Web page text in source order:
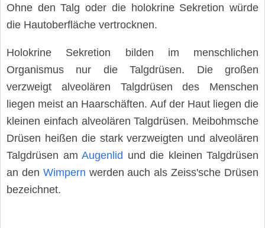
Ohne den Talg oder die holokrine Sekretion würde
die Hautoberfläche vertrocknen.
Holokrine Sekretion bilden im menschlichen
Organismus nur die Talgdrüsen. Die großen
verzweigt alveolären Talgdrüsen des Menschen
liegen meist an Haarschäften. Auf der Haut liegen die
kleinen einfach alveolären Talgdrüsen. Meibohmsche
Drüsen heißen die stark verzweigten und alveolären
Talgdrüsen am Augenlid und die kleinen Talgdrüsen
an den Wimpern werden auch als Zeiss'sche Drüsen
bezeichnet.